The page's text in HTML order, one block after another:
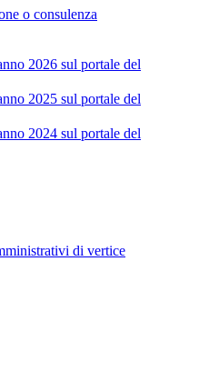
o consulenza
2026 sul portale del
2025 sul portale del
2024 sul portale del
di vertice